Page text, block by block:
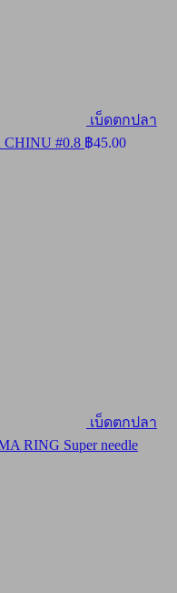
เบ็ดตกปลา
#0.8 ฿45.00
เบ็ดตกปลา
RING Super needle